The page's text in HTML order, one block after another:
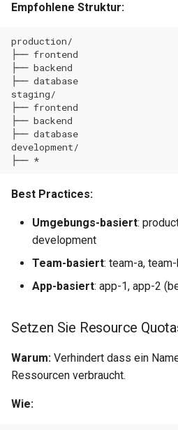
Empfohlene Struktur:
Best Practices:
Umgebungs-basiert:
development
Team-basiert: team-a,
App-basiert: app-1, app-2
Setzen Sie Resource
Warum: Verhindert dass ein
Ressourcen verbraucht.
Wie: